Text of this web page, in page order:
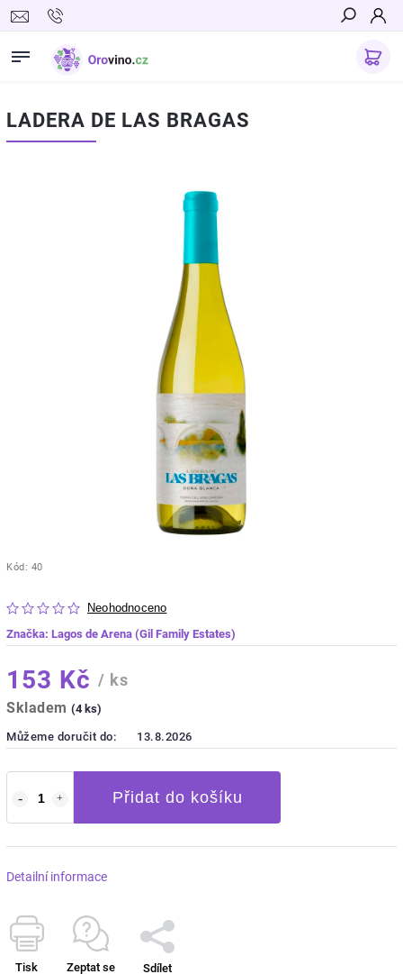
Hledat
LADERA DE LAS BRAGAS
Kód: 40
Neohodnoceno
Značka: Lagos de Arena (Gil Family Estates)
153 Kč / ks
Skladem (4 ks)
Můžeme doručit do: 13.8.2026
Přidat do košíku
Detailní informace
Tisk Zeptat se Sdílet